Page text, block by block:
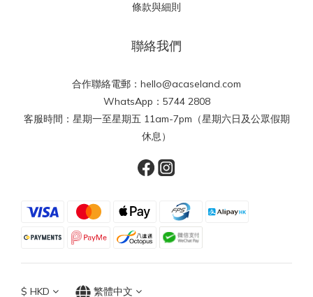
條款與細則
聯絡我們
合作聯絡電郵：hello@acaseland.com
WhatsApp：5744 2808
客服時間：星期一至星期五 11am-7pm（星期六日及公眾假期
休息）
$ HKD 繁體中文